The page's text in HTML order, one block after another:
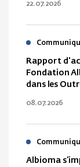
22.07.2026
Rapport
Fondation
dans les
08.07.2026
Albioma